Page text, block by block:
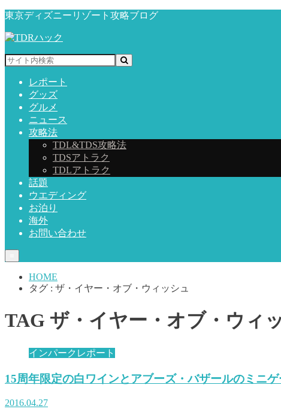
東京ディズニーリゾート攻略ブログ
レポート
グッズ
グルメ
ニュース
攻略法
TDL&TDS攻略法
TDSアトラク
TDLアトラク
話題
ウエディング
お泊り
海外
お問い合わせ
HOME
タグ : ザ・イヤー・オブ・ウィッシュ
TAG ザ・イヤー・オブ・ウィ
インパークレポート
15周年限定の白ワインとアブーズ・バザールのミニ
2016.04.27